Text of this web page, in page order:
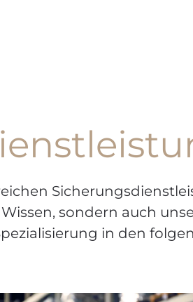
sondern auch
in den